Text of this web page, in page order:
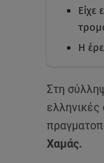
Είχε
Η
Στη
ελληνικές
Χαμάς.